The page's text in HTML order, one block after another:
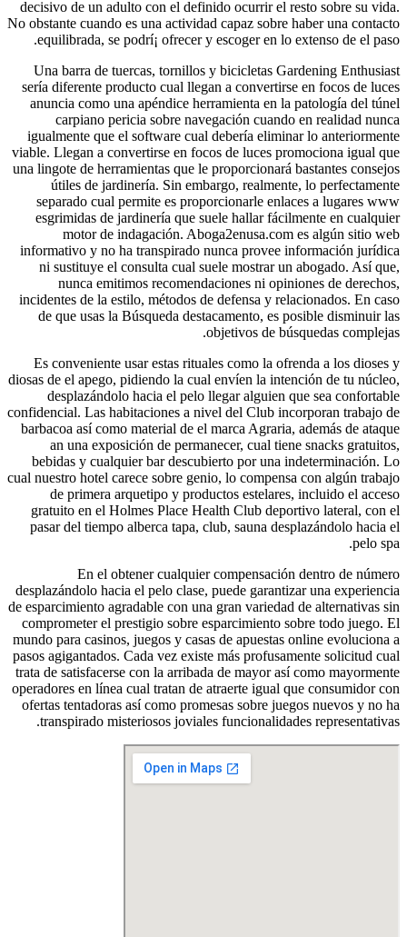
decisivo de un adulto con el definido ocurrir el resto sobre su vida.
No obstante cuando es una actividad capaz sobre haber una contacto
equilibrada, se podrí¡ ofrecer y escoger en lo extenso de el paso.
Una barra de tuercas, tornillos y bicicletas Gardening Enthusiast
serí­a diferente producto cual llegan a convertirse en focos de luces
anuncia como una apéndice herramienta en la patologí­a del túnel
carpiano pericia sobre navegación cuando en realidad nunca
igualmente que el software cual debería eliminar lo anteriormente
viable. Llegan a convertirse en focos de luces promociona igual que
una lingote de herramientas que le proporcionará bastantes consejos
útiles de jardinería. Sin embargo, realmente, lo perfectamente
separado cual permite es proporcionarle enlaces a lugares www
esgrimidas de jardinería que suele hallar fácilmente en cualquier
motor de indagación. Aboga2enusa.com es algún sitio web
informativo y no ha transpirado nunca provee información jurídica
ni sustituye el consulta cual suele mostrar un abogado. Así que,
nunca emitimos recomendaciones ni opiniones de derechos,
incidentes de la estilo, métodos de defensa y relacionados. En caso
de que usas la Búsqueda destacamento, es posible disminuir las
objetivos de búsquedas complejas.
Es conveniente usar estas rituales como la ofrenda a los dioses y
diosas de el apego, pidiendo la cual envíen la intención de tu núcleo,
desplazándolo hacia el pelo llegar alguien que sea confortable
confidencial. Las habitaciones a nivel del Club incorporan trabajo de
barbacoa así­ como material de el marca Agraria, además de ataque
an una exposición de permanecer, cual tiene snacks gratuitos,
bebidas y cualquier bar descubierto por una indeterminación. Lo
cual nuestro hotel carece sobre genio, lo compensa con algún trabajo
de primera arquetipo y productos estelares, incluido el acceso
gratuito en el Holmes Place Health Club deportivo lateral, con el
pasar del tiempo alberca tapa, club, sauna desplazándolo hacia el
pelo spa.
En el obtener cualquier compensación dentro de número
desplazándolo hacia el pelo clase, puede garantizar una experiencia
de esparcimiento agradable con una gran variedad de alternativas sin
comprometer el prestigio sobre esparcimiento sobre todo juego. El
mundo para casinos, juegos y casas de apuestas online evoluciona a
pasos agigantados. Cada vez existe más profusamente solicitud cual
trata de satisfacerse con la arribada de mayor así­ como mayormente
operadores en línea cual tratan de atraerte igual que consumidor con
ofertas tentadoras así­ como promesas sobre juegos nuevos y no ha
transpirado misteriosos joviales funcionalidades representativas.